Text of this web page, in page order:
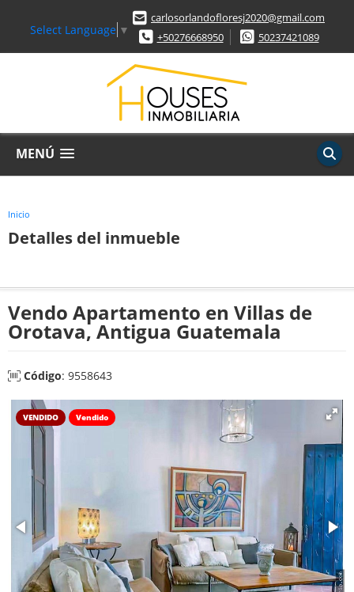
Select Language ▼
carlosorlandofloresj2020@gmail.com
+50276668950
50237421089
MENÚ
Inicio
Detalles del inmueble
Vendo Apartamento en Villas de
Orotava, Antigua Guatemala
Código: 9558643
VENDIDO Vendido